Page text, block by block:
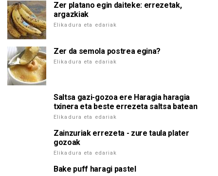
Zer platano egin daiteke: errezetak,
argazkiak
Elikadura eta edariak
Zer da semola postrea egina?
Elikadura eta edariak
Saltsa gazi-gozoa ere Haragia haragia
txinera eta beste errezeta saltsa batean
Elikadura eta edariak
Zainzuriak errezeta - zure taula plater
gozoak
Elikadura eta edariak
Bake puff haragi pastel